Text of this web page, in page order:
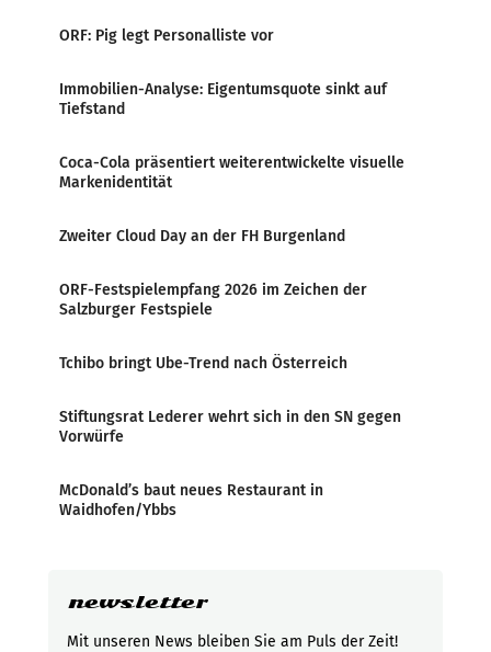
ORF: Pig legt Personalliste vor
Immobilien-Analyse: Eigentumsquote sinkt auf
Tiefstand
Coca-Cola präsentiert weiterentwickelte visuelle
Markenidentität
Zweiter Cloud Day an der FH Burgenland
ORF-Festspielempfang 2026 im Zeichen der
Salzburger Festspiele
Tchibo bringt Ube-Trend nach Österreich
Stiftungsrat Lederer wehrt sich in den SN gegen
Vorwürfe
McDonald’s baut neues Restaurant in
Waidhofen/Ybbs
newsletter
Mit unseren News bleiben Sie am Puls der Zeit!